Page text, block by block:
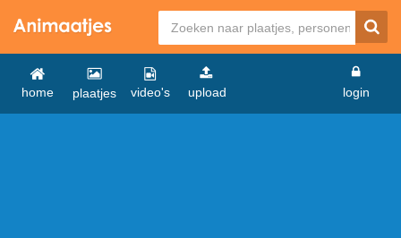
home plaatjes video's upload login